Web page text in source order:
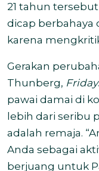
21 tahun
dicap berbahaya
karena
Gerakan
Thunberg,
pawai damai di
lebih dari seribu
adalah remaja.
Anda sebagai
berjuang untuk